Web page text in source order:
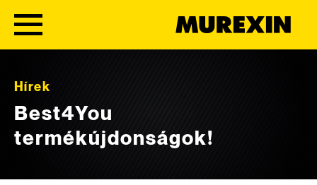
Hírek
Best4You
termékújdonságok!